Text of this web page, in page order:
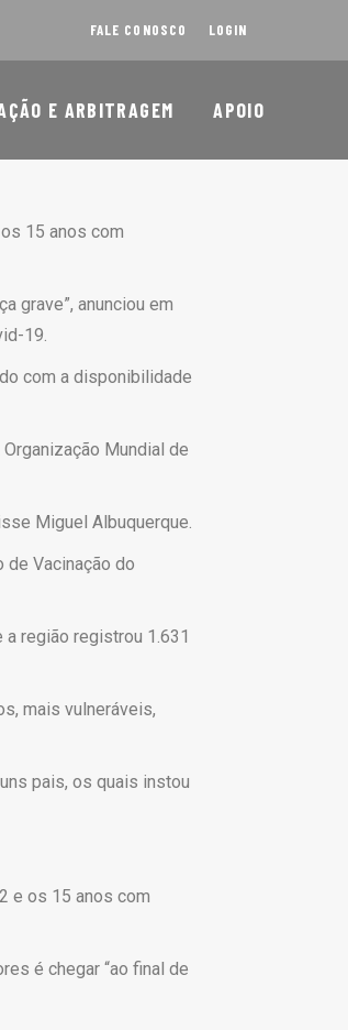
FALE CONOSCO LOGIN
E ARBITRAGEM APOIO
15 anos com
grave”, anunciou em
19.
com a disponibilidade
Mundial de
Miguel Albuquerque.
de Vacinação do
a região registrou 1.631
mais vulneráveis,
pais, os quais instou
e os 15 anos com
é chegar “ao final de